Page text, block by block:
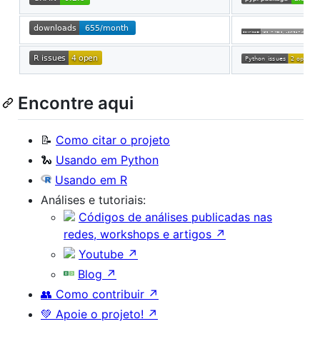
Encontre aqui
📝 Como citar o projeto
🐍 Usando em Python
Usando em R
Análises e tutoriais:
Códigos de análises publicadas nas
redes, workshops e artigos ↗
Youtube ↗
Blog ↗
👥 Como contribuir ↗
💚 Apoie o projeto! ↗